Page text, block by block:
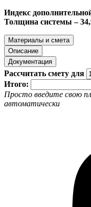
Индекс
Толщина системы –
Материалы и смета
Описание
Документация
Рассчитать смету для
Итого:
Просто введите свою
автоматически